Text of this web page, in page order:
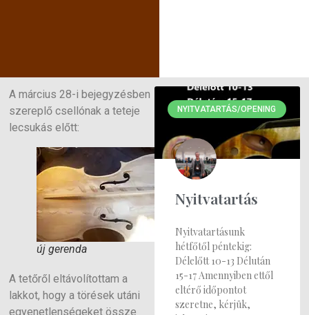
A március 28-i bejegyzésben
szereplő csellónak a teteje
lecsukás előtt:
új gerenda
A tetőről eltávolítottam a
lakkot, hogy a törések utáni
egyenetlenségeket össze
NYITVATARTÁS/OPENING
Nyitvatartás
Nyitvatartásunk
hétfőtől péntekig:
Délelőtt 10-13 Délután
15-17 Amennyiben ettől
eltérő időpontot
szeretne, kérjük,